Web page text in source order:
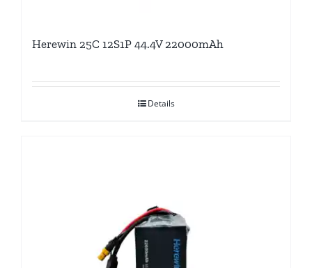
Herewin 25C 12S1P 44.4V 22000mAh
Details